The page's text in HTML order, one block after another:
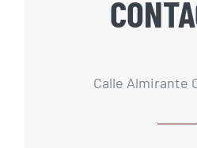
Calle Almirante